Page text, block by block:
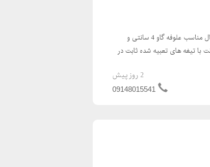
علوفه خردکن دامداری دارای دو نوع غربال مجزا می باشد که غربال مناسب علوفه گاو 4 سانتی و
سانت با تیغه های تعبیه شده ثابت در
2 روز پیش
09148015541